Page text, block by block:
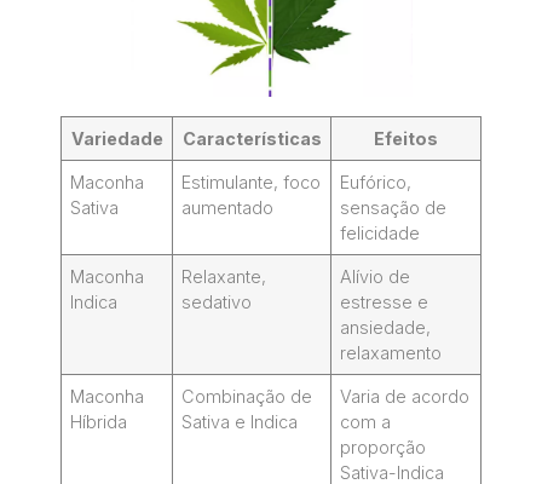
Variedade Características Efeitos
Maconha
Sativa
Estimulante, foco
aumentado
Eufórico,
sensação de
felicidade
Maconha
Indica
Relaxante,
sedativo
Alívio de
estresse e
ansiedade,
relaxamento
Maconha
Híbrida
Combinação de
Sativa e Indica
Varia de acordo
com a
proporção
Sativa-Indica